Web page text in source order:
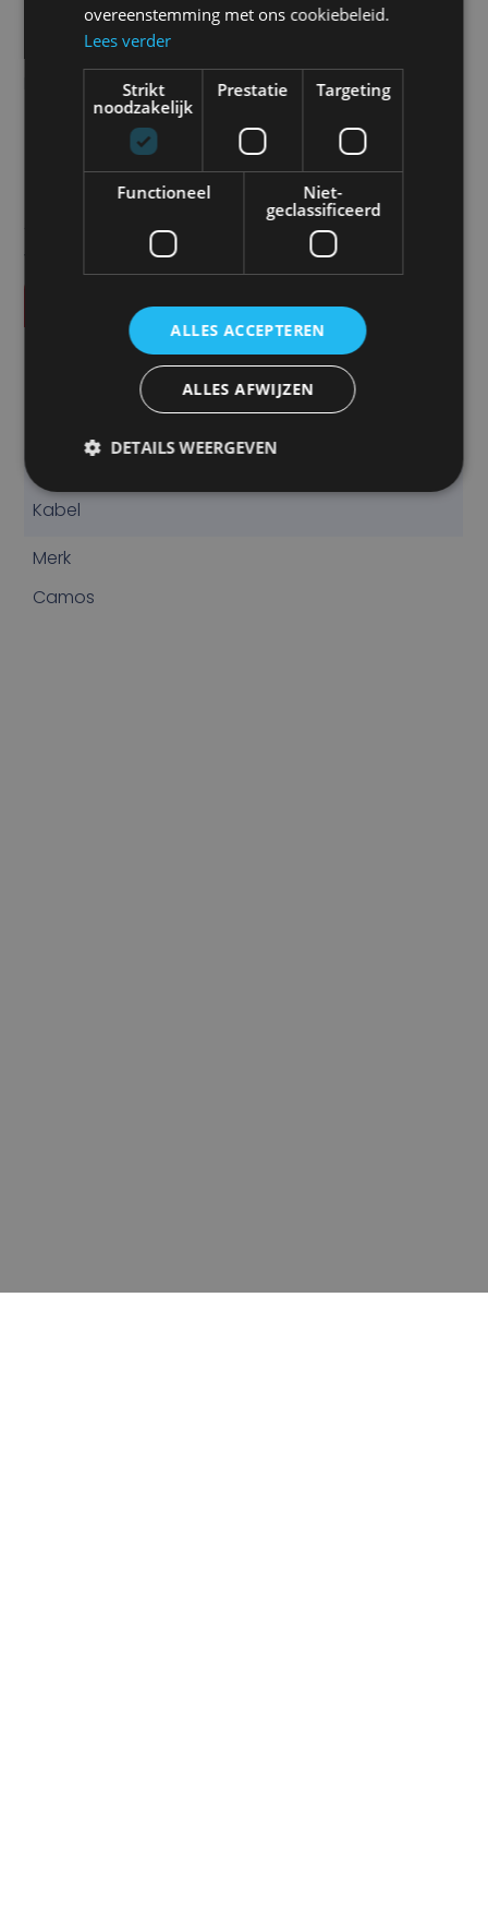
Camos voedingsskabel met zekering.
30,00
Alle vermelde prijzen zijn exclusief btw tenzij anders
vermeld.
Vraag offerte aan
SPECIFICATIES
Product code
Kabel
Merk
Camos
overeenstemming met ons cookiebeleid.
Lees verder
Strikt
noodzakelijk
Prestatie Targeting
Functioneel
Niet-
geclassificeerd
ALLES ACCEPTEREN
ALLES AFWIJZEN
DETAILS WEERGEVEN